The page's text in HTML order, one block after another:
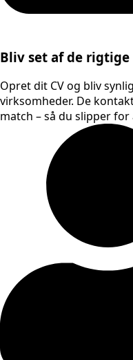
Bliv set af de
Opret dit CV og bliv
virksomheder. De
match – så du slipper for